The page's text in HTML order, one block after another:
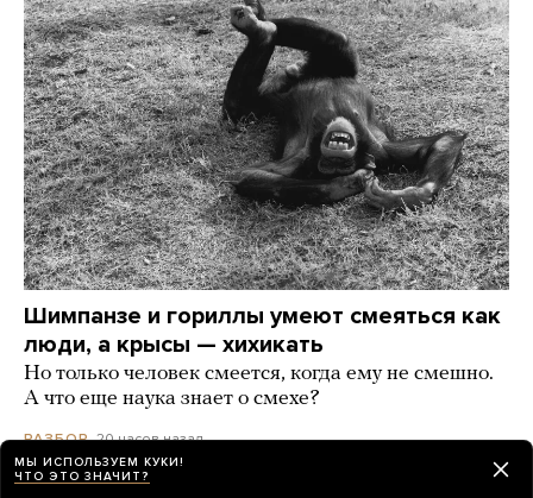
Шимпанзе и гориллы умеют смеяться как
люди, а крысы — хихикать
Но только человек смеется, когда ему не смешно.
А что еще наука знает о смехе?
РАЗБОР 20 часов назад
МЫ ИСПОЛЬЗУЕМ КУКИ!
ЧТО ЭТО ЗНАЧИТ?